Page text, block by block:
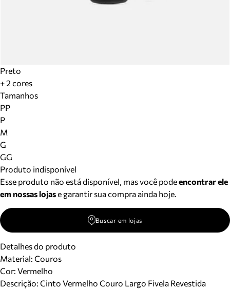
Preto
+ 2 cores
Tamanhos
PP
P
M
G
GG
Produto indisponível
Esse produto não está disponível, mas você podeencontrar ele
em nossas lojase garantir sua compra ainda hoje.
Buscar em lojas
Detalhes do produto
Material: Couros
Cor: Vermelho
Descrição: Cinto Vermelho Couro Largo Fivela Revestida